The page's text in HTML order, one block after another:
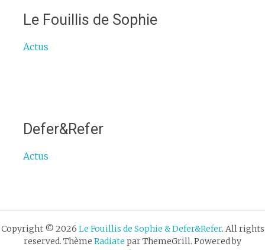
Le Fouillis de Sophie
Actus
Defer&Refer
Actus
Copyright © 2026 Le Fouillis de Sophie & Defer&Refer. All rights
reserved. Thème Radiate par ThemeGrill. Powered by